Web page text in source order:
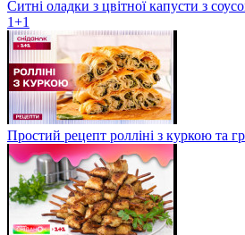
Ситні оладки з цвітної капусти з
1+1
Простий рецепт ролліні з куркою та